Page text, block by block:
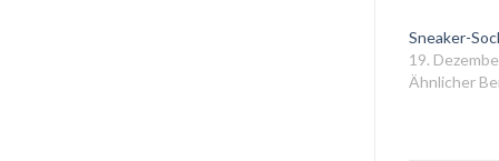
Sneaker-
19.
Ähnlicher